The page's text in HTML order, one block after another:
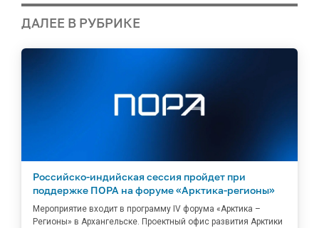
ДАЛЕЕ В РУБРИКЕ
Российско-индийская сессия пройдет при
поддержке ПОРА на форуме «Арктика-регионы»
Мероприятие входит в программу IV форума «Арктика –
Регионы» в Архангельске. Проектный офис развития Арктики